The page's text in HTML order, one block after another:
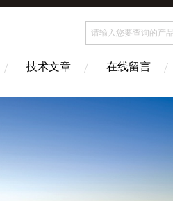
技术文章 在线留言